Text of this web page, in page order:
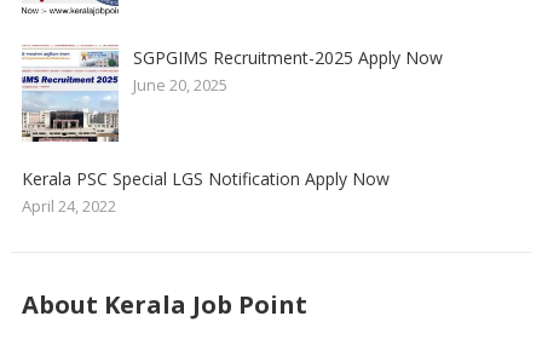
SGPGIMS Recruitment-2025 Apply Now
June 20, 2025
Kerala PSC Special LGS Notification Apply Now
April 24, 2022
About Kerala Job Point